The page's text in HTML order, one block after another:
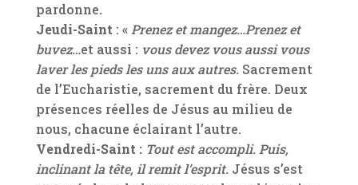
pardonne.
Jeudi-Saint : « Prenez et mangez…Prenez et
buvez…et aussi : vous devez vous aussi vous
laver les pieds les uns aux autres. Sacrement
de l’Eucharistie, sacrement du frère. Deux
présences réelles de Jésus au milieu de
nous, chacune éclairant l’autre.
Vendredi-Saint : Tout est accompli. Puis,
inclinant la tête, il remit l’esprit. Jésus s’est